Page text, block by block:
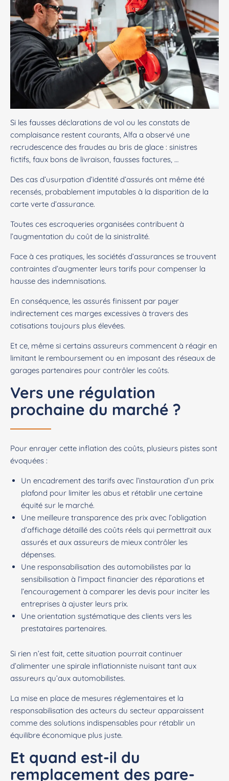
Si les fausses déclarations de vol ou les constats de
complaisance restent courants, Alfa a observé une
recrudescence des fraudes au bris de glace : sinistres
fictifs, faux bons de livraison, fausses factures, …
Des cas d’usurpation d’identité d’assurés ont même été
recensés, probablement imputables à la disparition de la
carte verte d’assurance.
Toutes ces escroqueries organisées contribuent à
l’augmentation du coût de la sinistralité.
Face à ces pratiques, les sociétés d’assurances se trouvent
contraintes d’augmenter leurs tarifs pour compenser la
hausse des indemnisations.
En conséquence, les assurés finissent par payer
indirectement ces marges excessives à travers des
cotisations toujours plus élevées.
Et ce, même si certains assureurs commencent à réagir en
limitant le remboursement ou en imposant des réseaux de
garages partenaires pour contrôler les coûts.
Vers une régulation
prochaine du marché ?
Pour enrayer cette inflation des coûts, plusieurs pistes sont
évoquées :
Un encadrement des tarifs avec l’instauration d’un prix
plafond pour limiter les abus et rétablir une certaine
équité sur le marché.
Une meilleure transparence des prix avec l’obligation
d’affichage détaillé des coûts réels qui permettrait aux
assurés et aux assureurs de mieux contrôler les
dépenses.
Une responsabilisation des automobilistes par la
sensibilisation à l’impact financier des réparations et
l’encouragement à comparer les devis pour inciter les
entreprises à ajuster leurs prix.
Une orientation systématique des clients vers les
prestataires partenaires.
Si rien n’est fait, cette situation pourrait continuer
d’alimenter une spirale inflationniste nuisant tant aux
assureurs qu’aux automobilistes.
La mise en place de mesures réglementaires et la
responsabilisation des acteurs du secteur apparaissent
comme des solutions indispensables pour rétablir un
équilibre économique plus juste.
Et quand est-il du
remplacement des pare-